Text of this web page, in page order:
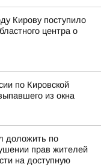
Кирову поступило
центра о
по Кировской
из окна
доложить по
прав жителей
на доступную